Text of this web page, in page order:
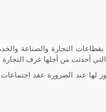
التجارة والصناعة
أحدثت من أجلها غرف التجارة
لها عند الضرورة عقد